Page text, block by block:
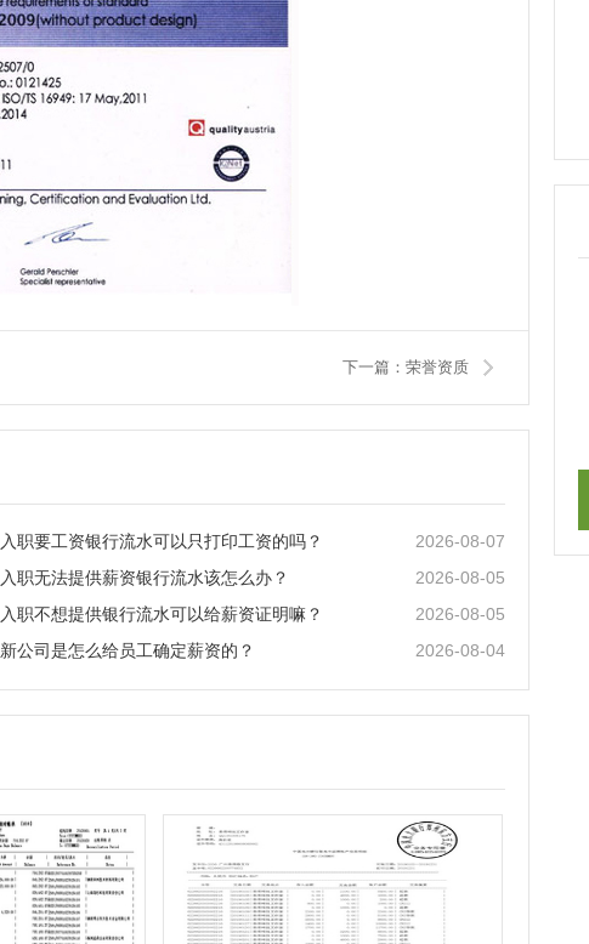
下一篇：荣誉资质
入职要工资银行流水可以只打印工资的吗？ 2026-08-07
入职无法提供薪资银行流水该怎么办？ 2026-08-05
入职不想提供银行流水可以给薪资证明嘛？ 2026-08-05
新公司是怎么给员工确定薪资的？ 2026-08-04